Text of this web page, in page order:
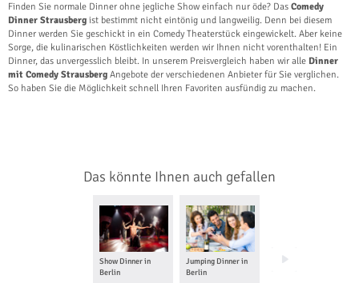
Finden Sie normale Dinner ohne jegliche Show einfach nur öde? Das Comedy
Dinner Strausberg ist bestimmt nicht eintönig und langweilig. Denn bei diesem
Dinner werden Sie geschickt in ein Comedy Theaterstück eingewickelt. Aber keine
Sorge, die kulinarischen Köstlichkeiten werden wir Ihnen nicht vorenthalten! Ein
Dinner, das unvergesslich bleibt. In unserem Preisvergleich haben wir alle Dinner
mit Comedy Strausberg Angebote der verschiedenen Anbieter für Sie verglichen.
So haben Sie die Möglichkeit schnell Ihren Favoriten ausfündig zu machen.
Das könnte Ihnen auch gefallen
Show Dinner in
Berlin
Jumping Dinner in
Berlin
Konzert Dinner in